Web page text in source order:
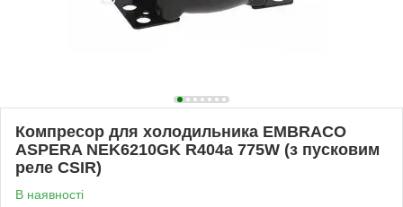
Компресор для холодильника EMBRACO
ASPERA NEK6210GK R404a 775W (з пусковим
реле CSIR)
В наявності